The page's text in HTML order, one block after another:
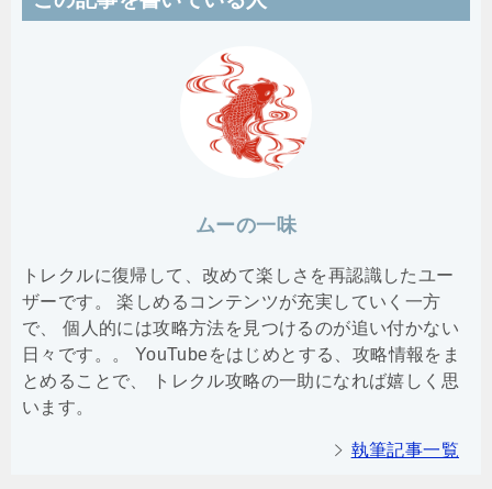
ムーの一味
トレクルに復帰して、改めて楽しさを再認識したユー
ザーです。 楽しめるコンテンツが充実していく一方
で、 個人的には攻略方法を見つけるのが追い付かない
日々です。。 YouTubeをはじめとする、攻略情報をま
とめることで、 トレクル攻略の一助になれば嬉しく思
います。
執筆記事一覧